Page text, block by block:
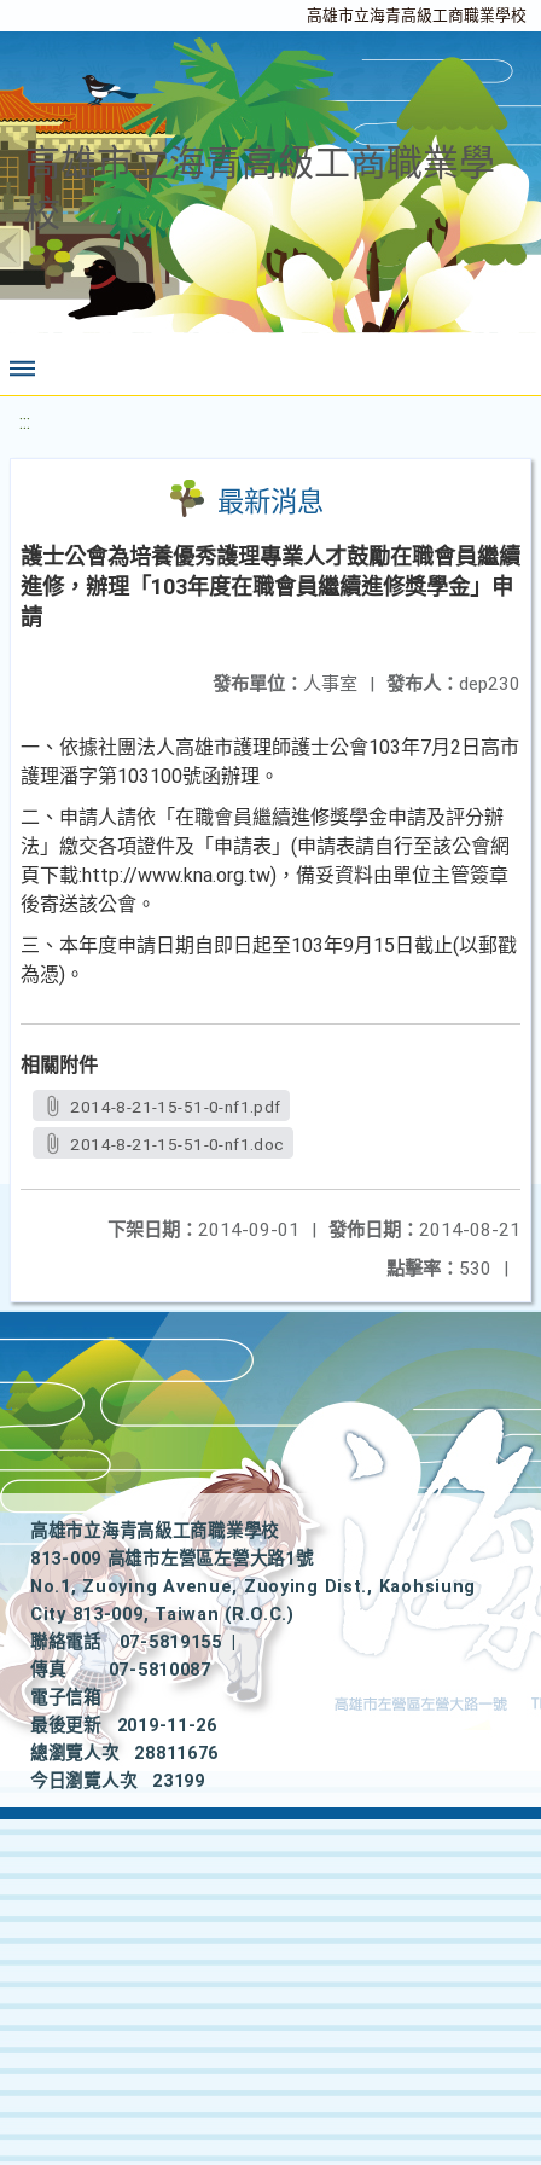
高雄市立海青高級工商職業學校
高雄市立海青高級工商職業學
校
:::
最新消息
護士公會為培養優秀護理專業人才鼓勵在職會員繼續
進修，辦理「103年度在職會員繼續進修獎學金」申
請
發布人： dep230
發布單位： 人事室 |
一、依據社團法人高雄市護理師護士公會103年7月2日高市
護理潘字第103100號函辦理。
二、申請人請依「在職會員繼續進修獎學金申請及評分辦
法」繳交各項證件及「申請表」(申請表請自行至該公會網
頁下載:http://www.kna.org.tw)，備妥資料由單位主管簽章
後寄送該公會。
三、本年度申請日期自即日起至103年9月15日截止(以郵戳
為憑)。
相關附件
2014-8-21-15-51-0-nf1.pdf
2014-8-21-15-51-0-nf1.doc
發佈日期： 2014-08-21
下架日期： 2014-09-01
|
點擊率： 530 |
高雄市立海青高級工商職業學校
813-009 高雄市左營區左營大路1號
No.1, Zuoying Avenue, Zuoying Dist., Kaohsiung
City 813-009, Taiwan (R.O.C.)
聯絡電話
07-5819155
|
傳真
07-5810087
電子信箱
最後更新
2019-11-26
總瀏覽人次
28811676
今日瀏覽人次
23199